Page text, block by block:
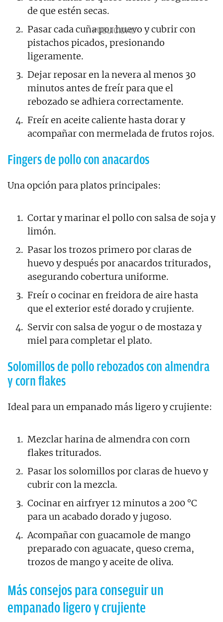
de que estén secas.
Pasar cada cuña por huevo y cubrir con
pistachos picados, presionando
ligeramente.
Dejar reposar en la nevera al menos 30
minutos antes de freír para que el
rebozado se adhiera correctamente.
Freír en aceite caliente hasta dorar y
acompañar con mermelada de frutos rojos.
Fingers de pollo con anacardos
Una opción para platos principales:
Cortar y marinar el pollo con salsa de soja y
limón.
Pasar los trozos primero por claras de
huevo y después por anacardos triturados,
asegurando cobertura uniforme.
Freír o cocinar en freidora de aire hasta
que el exterior esté dorado y crujiente.
Servir con salsa de yogur o de mostaza y
miel para completar el plato.
Solomillos de pollo rebozados con almendra
y corn flakes
Ideal para un empanado más ligero y crujiente:
Mezclar harina de almendra con corn
flakes triturados.
Pasar los solomillos por claras de huevo y
cubrir con la mezcla.
Cocinar en airfryer 12 minutos a 200 °C
para un acabado dorado y jugoso.
Acompañar con guacamole de mango
preparado con aguacate, queso crema,
trozos de mango y aceite de oliva.
Más consejos para conseguir un
empanado ligero y crujiente